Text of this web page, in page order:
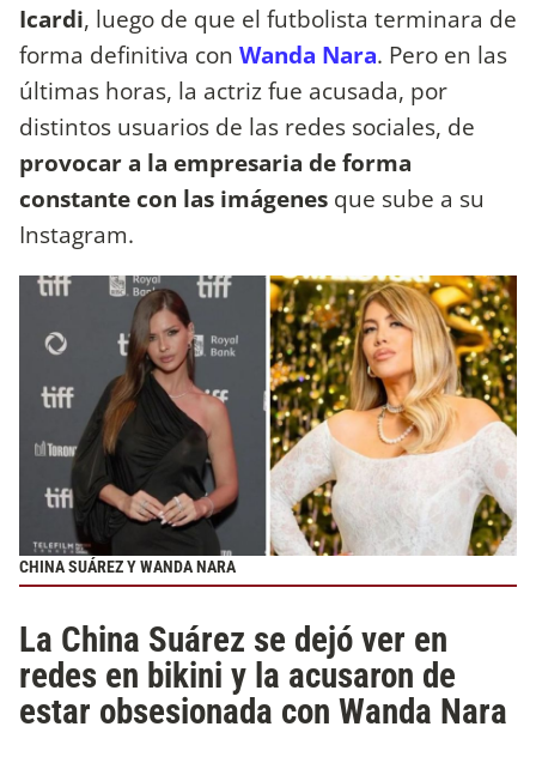
Icardi, luego de que el futbolista terminara de
forma definitiva con Wanda Nara. Pero en las
últimas horas, la actriz fue acusada, por
distintos usuarios de las redes sociales, de
provocar a la empresaria de forma
constante con las imágenes que sube a su
Instagram.
CHINA SUÁREZ Y WANDA NARA
La China Suárez se dejó ver en
redes en bikini y la acusaron de
estar obsesionada con Wanda Nara